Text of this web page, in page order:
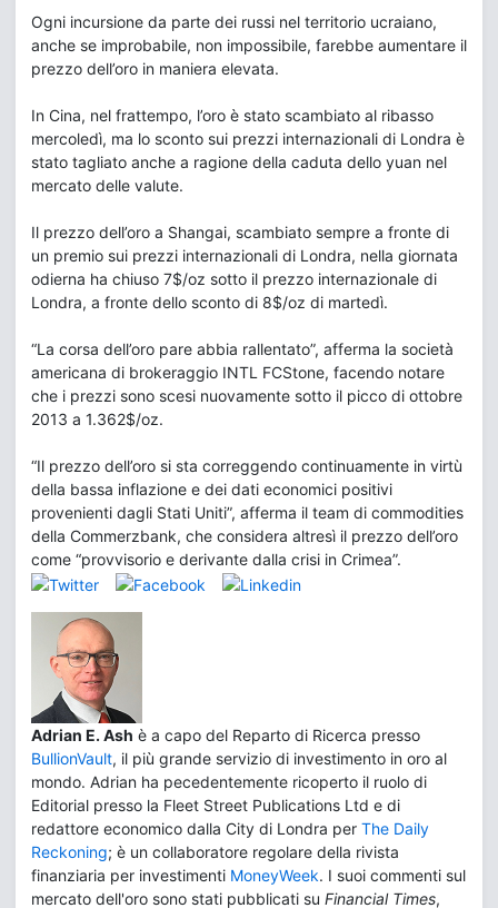
Ogni incursione da parte dei russi nel territorio ucraiano,
anche se improbabile, non impossibile, farebbe aumentare il
prezzo dell’oro in maniera elevata.
In Cina, nel frattempo, l’oro è stato scambiato al ribasso
mercoledì, ma lo sconto sui prezzi internazionali di Londra è
stato tagliato anche a ragione della caduta dello yuan nel
mercato delle valute.
Il prezzo dell’oro a Shangai, scambiato sempre a fronte di
un premio sui prezzi internazionali di Londra, nella giornata
odierna ha chiuso 7$/oz sotto il prezzo internazionale di
Londra, a fronte dello sconto di 8$/oz di martedì.
“La corsa dell’oro pare abbia rallentato”, afferma la società
americana di brokeraggio INTL FCStone, facendo notare
che i prezzi sono scesi nuovamente sotto il picco di ottobre
2013 a 1.362$/oz.
“Il prezzo dell’oro si sta correggendo continuamente in virtù
della bassa inflazione e dei dati economici positivi
provenienti dagli Stati Uniti”, afferma il team di commodities
della Commerzbank, che considera altresì il prezzo dell’oro
come “provvisorio e derivante dalla crisi in Crimea”.
Adrian E. Ash è a capo del Reparto di Ricerca presso
BullionVault, il più grande servizio di investimento in oro al
mondo. Adrian ha pecedentemente ricoperto il ruolo di
Editorial presso la Fleet Street Publications Ltd e di
redattore economico dalla City di Londra per The Daily
Reckoning; è un collaboratore regolare della rivista
finanziaria per investimenti MoneyWeek. I suoi commenti sul
mercato dell'oro sono stati pubblicati su Financial Times,